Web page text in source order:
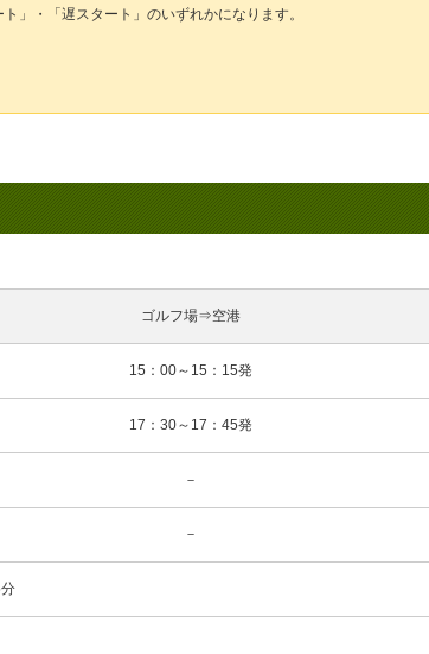
」・「遅スタート」のいずれかになります。
ゴルフ場⇒空港
15：00～15：15発
17：30～17：45発
－
－